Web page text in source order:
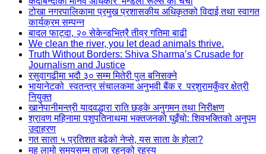
टोखा नगरपालिकामा प्रमुख प्रशासकीय अधिकृतको विदाई तथा स्वागत
कार्यक्रम सम्पन्न
बादल फाट्दा, २० सेकेन्डभित्रै तीव्र गतिमा बाढी
We clean the river, you let dead animals thrive.
Truth Without Borders: Shiva Sharma’s Crusade for
Journalism and Justice
रसुवागढीमा भदौ ३० सम्म मितेरी पुल बनिसक्ने
भायानेटको स्वतन्त्र संचालकमा अनुभवी बैंक र परशुरामकुँवर क्षेत्री
नियुक्त
खानेपानीमन्त्री यादवद्धारा राति छड्के अनुगमन तथा निरीक्षण
श्रावण महिनामा पशुपतिनाथमा भक्तजनको घुइँचो: शिवभक्तिको अनुपम
उदाहरण
गत साता ५ प्रतिशत बढेको नेप्से, यस साता के होला?
मह लामो समयसम्म ताजा रहनुको रहस्य